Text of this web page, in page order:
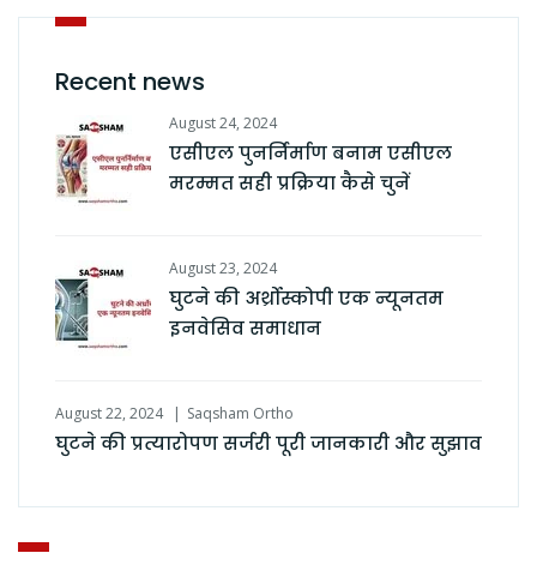
Recent news
August 24, 2024
एसीएल पुनर्निर्माण बनाम एसीएल
मरम्मत सही प्रक्रिया कैसे चुनें
August 23, 2024
घुटने की अर्थ्रोस्कोपी एक न्यूनतम
इनवेसिव समाधान
August 22, 2024 Saqsham Ortho
घुटने की प्रत्यारोपण सर्जरी पूरी जानकारी और सुझाव